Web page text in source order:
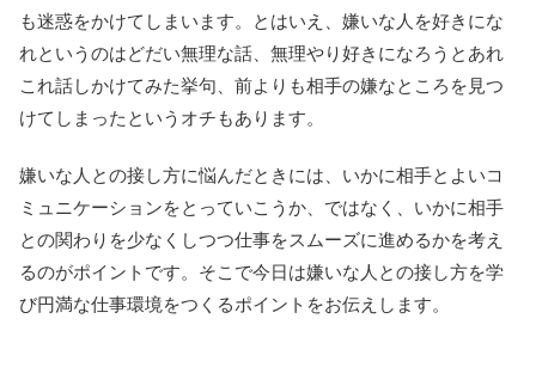
も迷惑をかけてしまいます。とはいえ、嫌いな人を好きにな
れというのはどだい無理な話、無理やり好きになろうとあれ
これ話しかけてみた挙句、前よりも相手の嫌なところを見つ
けてしまったというオチもあります。
嫌いな人との接し方に悩んだときには、いかに相手とよいコ
ミュニケーションをとっていこうか、ではなく、いかに相手
との関わりを少なくしつつ仕事をスムーズに進めるかを考え
るのがポイントです。そこで今日は嫌いな人との接し方を学
び円満な仕事環境をつくるポイントをお伝えします。